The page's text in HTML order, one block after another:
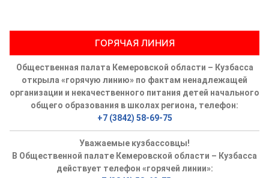
ГОРЯЧАЯ ЛИНИЯ
Общественная палата Кемеровской области – Кузбасса
открыла «горячую линию» по фактам ненадлежащей
организации и некачественного питания детей начального
общего образования в школах региона, телефон:
+7 (3842) 58-69-75
Уважаемые кузбассовцы!
В Общественной палате Кемеровской области – Кузбасса
действует телефон «горячей линии»: